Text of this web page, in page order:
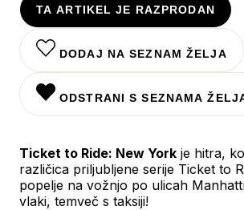
TA ARTIKEL JE RAZPRODAN
DODAJ NA SEZNAM ŽELJA
ODSTRANI S SEZNAMA
Ticket to Ride: New York je hitra,
različica priljubljene serije Ticket to
popelje na vožnjo po ulicah
vlaki, temveč s taksiji!